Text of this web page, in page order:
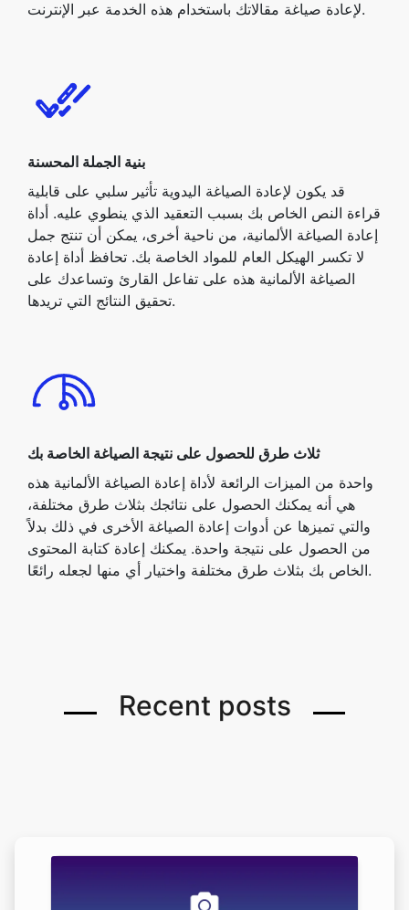
لإعادة صياغة مقالاتك باستخدام هذه الخدمة عبر الإنترنت.
بنية الجملة المحسنة
قد يكون لإعادة الصياغة اليدوية تأثير سلبي على قابلية
قراءة النص الخاص بك بسبب التعقيد الذي ينطوي عليه. أداة
إعادة الصياغة الألمانية، من ناحية أخرى، يمكن أن تنتج جمل
لا تكسر الهيكل العام للمواد الخاصة بك. تحافظ أداة إعادة
الصياغة الألمانية هذه على تفاعل القارئ وتساعدك على
تحقيق النتائج التي تريدها.
ثلاث طرق للحصول على نتيجة الصياغة الخاصة بك
واحدة من الميزات الرائعة لأداة إعادة الصياغة الألمانية هذه
هي أنه يمكنك الحصول على نتائجك بثلاث طرق مختلفة،
والتي تميزها عن أدوات إعادة الصياغة الأخرى في ذلك بدلاً
من الحصول على نتيجة واحدة. يمكنك إعادة كتابة المحتوى
الخاص بك بثلاث طرق مختلفة واختيار أي منها لجعله رائعًا.
Recent posts